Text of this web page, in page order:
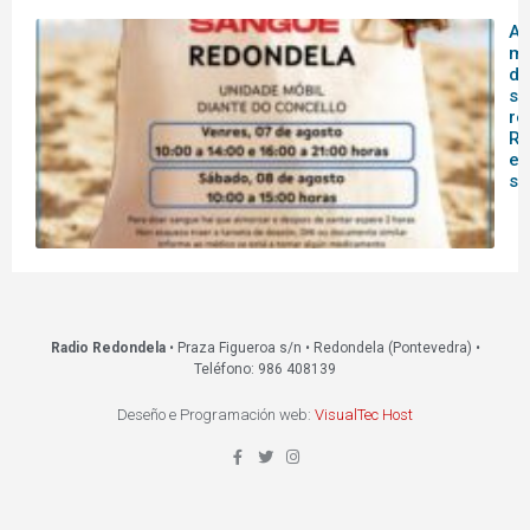
A
Radio Redondela• Praza Figueroa s/n • Redondela (Pontevedra) •
Teléfono: 986 408139
Deseño e Programación web: VisualTec Host